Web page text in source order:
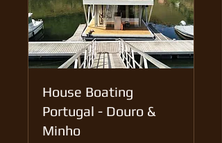
House Boating
Portugal - Douro &
Minho